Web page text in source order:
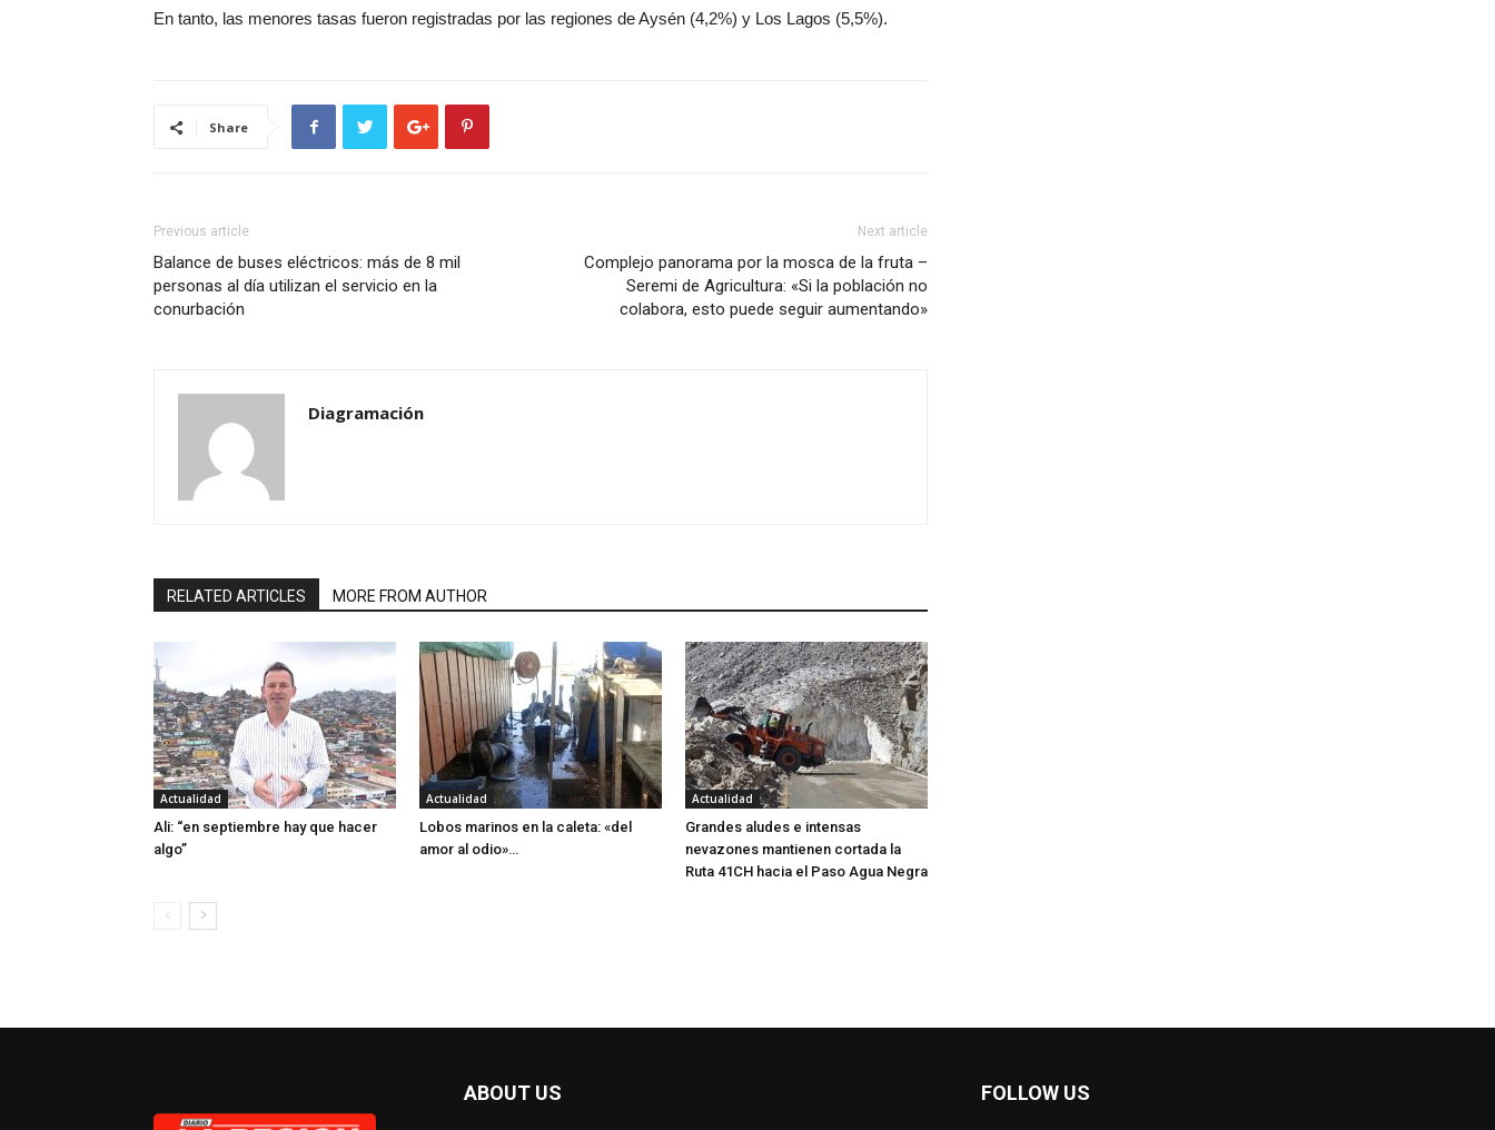
En tanto, las menores tasas fueron registradas por las regiones de Aysén (4,2%) y Los Lagos (5,5%).
Share
Previous article
Balance de buses eléctricos: más de 8 mil
personas al día utilizan el servicio en la
conurbación
Next article
Complejo panorama por la mosca de la fruta –
Seremi de Agricultura: «Si la población no
colabora, esto puede seguir aumentando»
Diagramación
RELATED ARTICLES MORE FROM AUTHOR
Actualidad
Ali: “en septiembre hay que hacer
algo”
Actualidad
Lobos marinos en la caleta: «del
amor al odio»…
Actualidad
Grandes aludes e intensas
nevazones mantienen cortada la
Ruta 41CH hacia el Paso Agua Negra
ABOUT US FOLLOW US